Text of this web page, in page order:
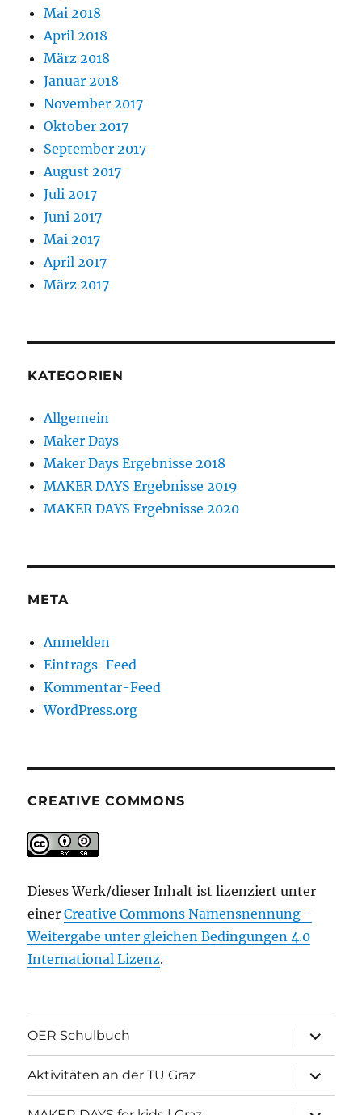
Mai 2018
April 2018
März 2018
Januar 2018
November 2017
Oktober 2017
September 2017
August 2017
Juli 2017
Juni 2017
Mai 2017
April 2017
März 2017
KATEGORIEN
Allgemein
Maker Days
Maker Days Ergebnisse 2018
MAKER DAYS Ergebnisse 2019
MAKER DAYS Ergebnisse 2020
META
Anmelden
Eintrags-Feed
Kommentar-Feed
WordPress.org
CREATIVE COMMONS
Dieses Werk/dieser Inhalt ist lizenziert unter
einerCreative Commons Namensnennung -
Weitergabe unter gleichen Bedingungen 4.0
International Lizenz.
OER Schulbuch
öffnen
Aktivitäten an der TU Graz
öffnen